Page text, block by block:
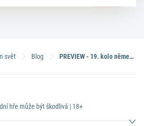
svět Blog PREVIEW - 19. kolo německé Bundesligy
hře může být škodlivá | 18+